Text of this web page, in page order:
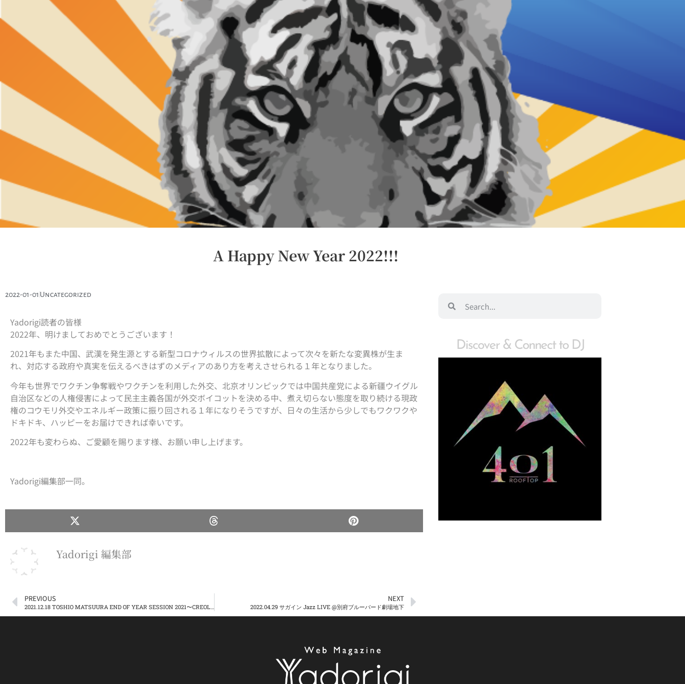
A Happy New Year 2022!!!
2022-01-01 Uncategorized
Yadorigi読者の皆様
2022年、明けましておめでとうございます！
2021年もまた中国、武漢を発生源とする新型コロナウィルスの世界拡散によって次々を新たな変異株が生ま
れ、対応する政府や真実を伝えるべきはずのメディアのあり方を考えさせられる１年となりました。
今年も世界でワクチン争奪戦やワクチンを利用した外交、北京オリンピックでは中国共産党による新疆ウイグル
自治区などの人権侵害によって民主主義各国が外交ボイコットを決める中、煮え切らない態度を取り続ける現政
権のコウモリ外交やエネルギー政策に振り回される１年になりそうですが、日々の生活から少しでもワクワクや
ドキドキ、ハッピーをお届けできれば幸いです。
2022年も変わらぬ、ご愛顧を賜ります様、お願い申し上げます。
Yadorigi編集部一同。
Yadorigi 編集部
PREVIOUS
2021.12.18 TOSHIO MATSUURA END OF YEAR SESSION 2021〜CREOLE CAFE 10周年企画 最終章〜 @CREOLE CAFE
NEXT
2022.04.29 サガイン Jazz LIVE @別府ブルーバード劇場地下
Discover & Connect to DJ